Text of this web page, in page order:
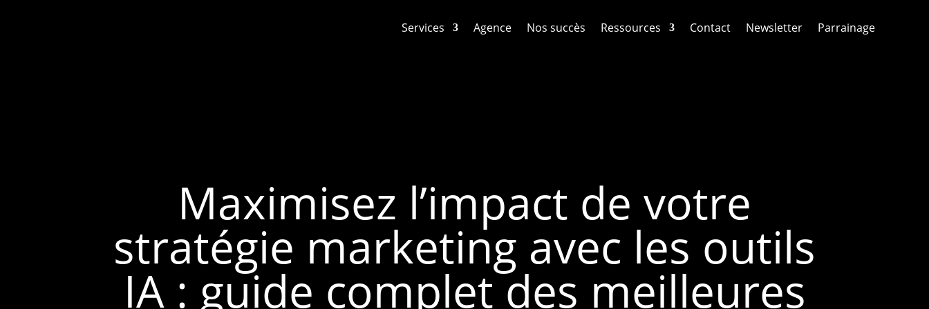
Services Agence Nos succès Ressources Contact Newsletter Parrainage
Maximisez l’impact de votre
stratégie marketing avec les outils
IA : guide complet des meilleures